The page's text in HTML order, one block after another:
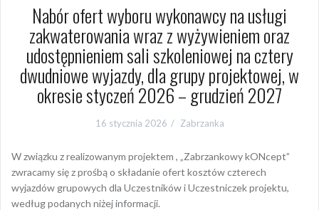
Nabór ofert wyboru wykonawcy na usługi
zakwaterowania wraz z wyżywieniem oraz
udostępnieniem sali szkoleniowej na cztery
dwudniowe wyjazdy, dla grupy projektowej, w
okresie styczeń 2026 – grudzień 2027
16 stycznia 2026 Zabrzanka
W związku z realizowanym projektem , „Zabrzankowy kONcept”
zwracamy się z prośbą o składanie ofert kosztów czterech
wyjazdów grupowych dla Uczestników i Uczestniczek projektu,
według podanych niżej informacji.